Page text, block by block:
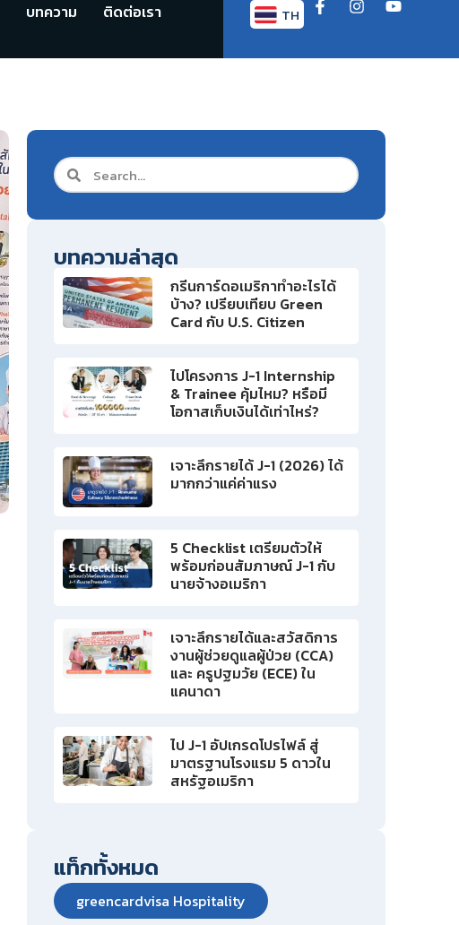
บทความ ติดต่อเรา TH
EN
บทความล่าสุด
กรีนการ์ดอเมริกาทำอะไรได้
บ้าง? เปรียบเทียบ Green
Card กับ U.S. Citizen
ไปโครงการ J-1 Internship
& Trainee คุ้มไหม? หรือมี
โอกาสเก็บเงินได้เท่าไหร่?
เจาะลึกรายได้ J-1 (2026) ได้
มากกว่าแค่ค่าแรง
5 Checklist เตรียมตัวให้
พร้อมก่อนสัมภาษณ์ J-1 กับ
นายจ้างอเมริกา
เจาะลึกรายได้และสวัสดิการ
งานผู้ช่วยดูแลผู้ป่วย (CCA)
และ ครูปฐมวัย (ECE) ใน
แคนาดา
ไป J-1 อัปเกรดโปรไฟล์ สู่
มาตรฐานโรงแรม 5 ดาวใน
สหรัฐอเมริกา
แท็กทั้งหมด
greencardvisa Hospitality